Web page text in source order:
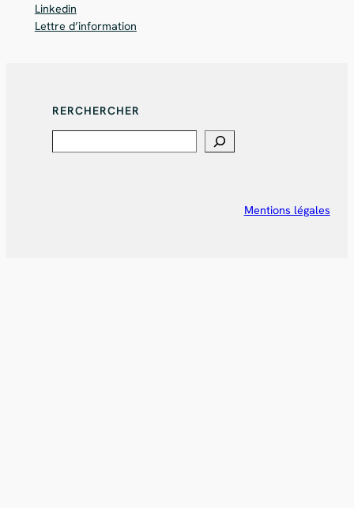
Linkedin
Lettre d’information
RERCHERCHER
Mentions légales